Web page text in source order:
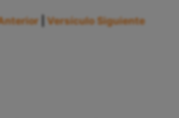
Versículo Siguiente